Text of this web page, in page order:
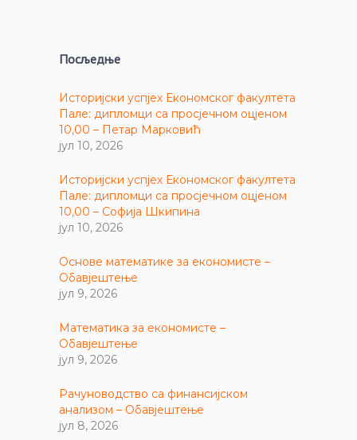
Посљедње
Историјски успјех Економског факултета
Пале: дипломци са просјечном оцјеном
10,00 – Петар Марковић
јул 10, 2026
Историјски успјех Економског факултета
Пале: дипломци са просјечном оцјеном
10,00 – Софија Шкипина
јул 10, 2026
Основе математике за економисте –
Обавјештење
јул 9, 2026
Математика за економисте –
Обавјештење
јул 9, 2026
Рачуноводство са финансијском
анализом – Обавјештење
јул 8, 2026